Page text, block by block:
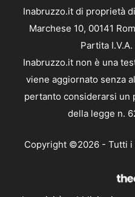
Inabruzzo.it di proprietà
Marchese 10, 00141
Partita
Inabruzzo.it non è una
viene aggiornato senza
pertanto considerarsi un
della legge n.
Copyright ©2026 - Tutti